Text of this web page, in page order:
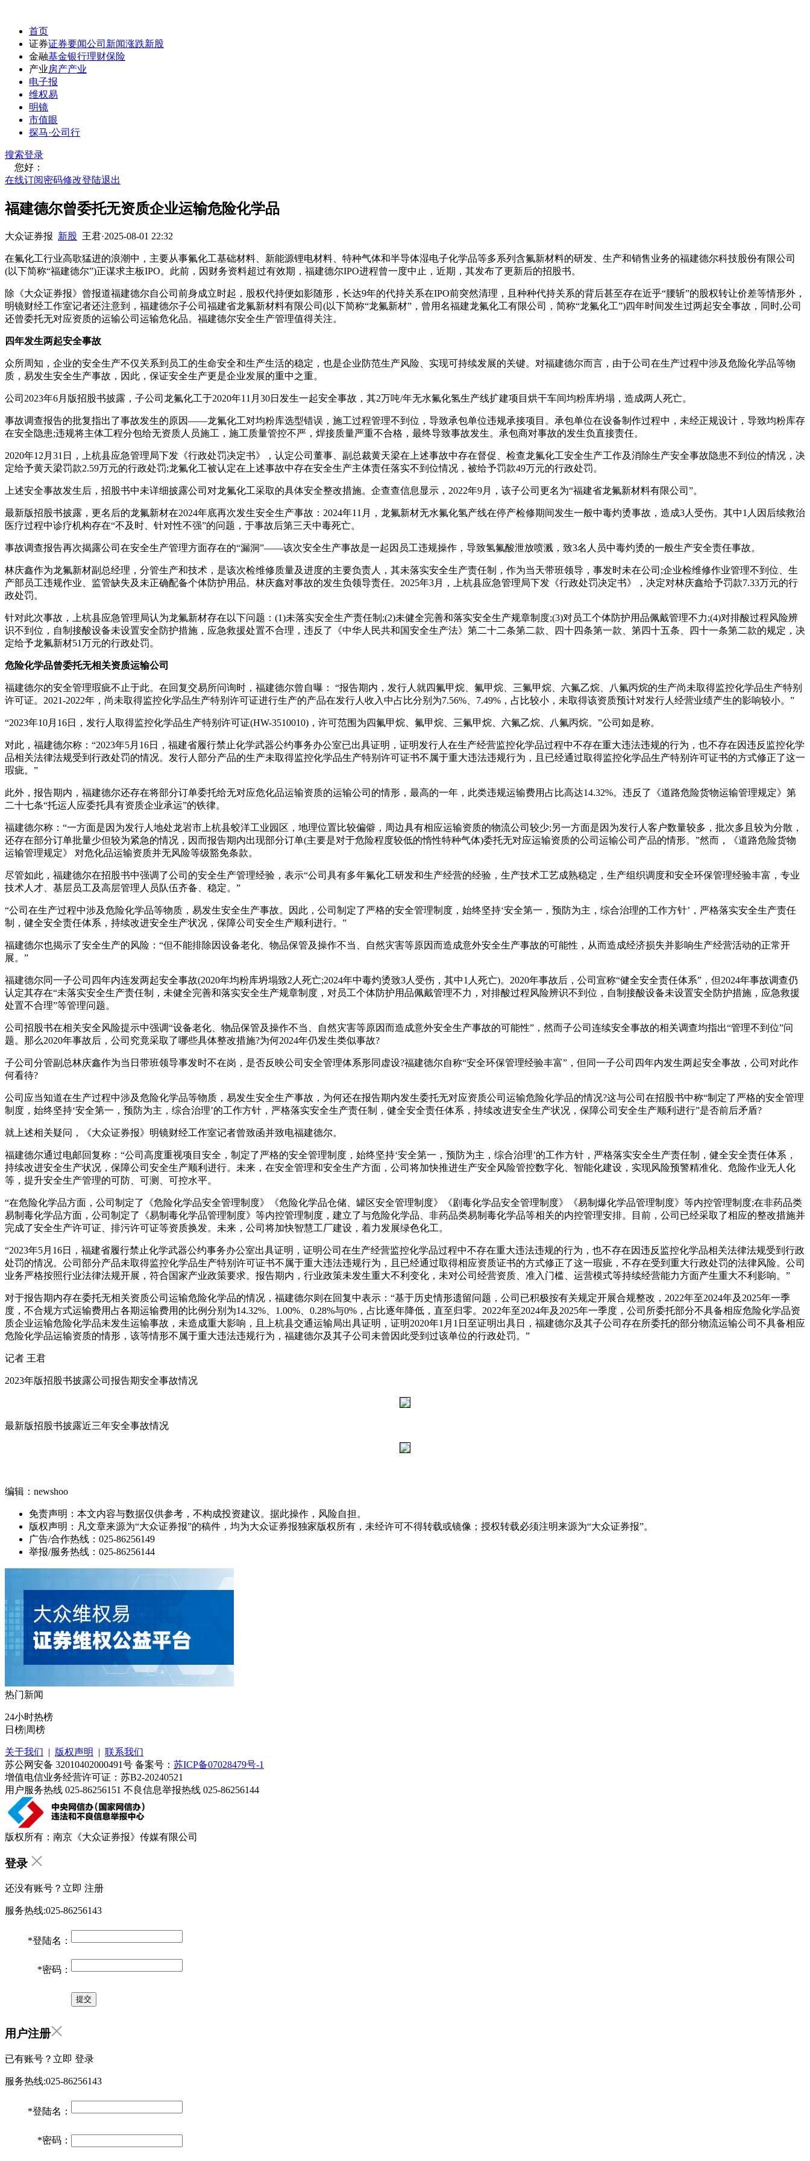
首页
证券证券要闻公司新闻涨跌新股
金融基金银行理财保险
产业房产产业
电子报
维权易
明镜
市值眼
探马·公司行
搜索登录
您好：
在线订阅密码修改登陆退出
福建德尔曾委托无资质企业运输危险化学品
大众证券报 新股 王君·2025-08-01 22:32
在氟化工行业高歌猛进的浪潮中，主要从事氟化工基础材料、新能源锂电材料、特种气体和半导体湿电子化学品等多系列含氟新材料的研发、生产和销售业务的福建德尔科技股份有限公司
(以下简称“福建德尔”)正谋求主板IPO。此前，因财务资料超过有效期，福建德尔IPO进程曾一度中止，近期，其发布了更新后的招股书。
除《大众证券报》曾报道福建德尔自公司前身成立时起，股权代持便如影随形，长达9年的代持关系在IPO前突然清理，且种种代持关系的背后甚至存在近乎“腰斩”的股权转让价差等情形外，
明镜财经工作室记者还注意到，福建德尔子公司福建省龙氟新材料有限公司(以下简称“龙氟新材”，曾用名福建龙氟化工有限公司，简称“龙氟化工”)四年时间发生过两起安全事故，同时,公司
还曾委托无对应资质的运输公司运输危化品。福建德尔安全生产管理值得关注。
四年发生两起安全事故
众所周知，企业的安全生产不仅关系到员工的生命安全和生产生活的稳定，也是企业防范生产风险、实现可持续发展的关键。对福建德尔而言，由于公司在生产过程中涉及危险化学品等物
质，易发生安全生产事故，因此，保证安全生产更是企业发展的重中之重。
公司2023年6月版招股书披露，子公司龙氟化工于2020年11月30日发生一起安全事故，其2万吨/年无水氟化氢生产线扩建项目烘干车间均粉库坍塌，造成两人死亡。
事故调查报告的批复指出了事故发生的原因——龙氟化工对均粉库选型错误，施工过程管理不到位，导致承包单位违规承接项目。承包单位在设备制作过程中，未经正规设计，导致均粉库存
在安全隐患;违规将主体工程分包给无资质人员施工，施工质量管控不严，焊接质量严重不合格，最终导致事故发生。承包商对事故的发生负直接责任。
2020年12月31日，上杭县应急管理局下发《行政处罚决定书》，认定公司董事、副总裁黄天梁在上述事故中存在督促、检查龙氟化工安全生产工作及消除生产安全事故隐患不到位的情况，决
定给予黄天梁罚款2.59万元的行政处罚;龙氟化工被认定在上述事故中存在安全生产主体责任落实不到位情况，被给予罚款49万元的行政处罚。
上述安全事故发生后，招股书中未详细披露公司对龙氟化工采取的具体安全整改措施。企查查信息显示，2022年9月，该子公司更名为“福建省龙氟新材料有限公司”。
最新版招股书披露，更名后的龙氟新材在2024年底再次发生安全生产事故：2024年11月，龙氟新材无水氟化氢产线在停产检修期间发生一般中毒灼烫事故，造成3人受伤。其中1人因后续救治
医疗过程中诊疗机构存在“不及时、针对性不强”的问题，于事故后第三天中毒死亡。
事故调查报告再次揭露公司在安全生产管理方面存在的“漏洞”——该次安全生产事故是一起因员工违规操作，导致氢氟酸泄放喷溅，致3名人员中毒灼烫的一般生产安全责任事故。
林庆鑫作为龙氟新材副总经理，分管生产和技术，是该次检维修质量及进度的主要负责人，其未落实安全生产责任制，作为当天带班领导，事发时未在公司;企业检维修作业管理不到位、生
产部员工违规作业、监管缺失及未正确配备个体防护用品。林庆鑫对事故的发生负领导责任。2025年3月，上杭县应急管理局下发《行政处罚决定书》，决定对林庆鑫给予罚款7.33万元的行
政处罚。
针对此次事故，上杭县应急管理局认为龙氟新材存在以下问题：(1)未落实安全生产责任制;(2)未健全完善和落实安全生产规章制度;(3)对员工个体防护用品佩戴管理不力;(4)对排酸过程风险辨
识不到位，自制接酸设备未设置安全防护措施，应急救援处置不合理，违反了《中华人民共和国安全生产法》第二十二条第二款、四十四条第一款、第四十五条、四十一条第二款的规定，决
定给予龙氟新材51万元的行政处罚。
危险化学品曾委托无相关资质运输公司
福建德尔的安全管理瑕疵不止于此。在回复交易所问询时，福建德尔曾自曝： “报告期内，发行人就四氟甲烷、氟甲烷、三氟甲烷、六氟乙烷、八氟丙烷的生产尚未取得监控化学品生产特别
许可证。2021-2022年，尚未取得监控化学品生产特别许可证进行生产的产品在发行人收入中占比分别为7.56%、7.49%，占比较小，未取得该资质预计对发行人经营业绩产生的影响较小。”
“2023年10月16日，发行人取得监控化学品生产特别许可证(HW-3510010)，许可范围为四氟甲烷、氟甲烷、三氟甲烷、六氟乙烷、八氟丙烷。”公司如是称。
对此，福建德尔称：“2023年5月16日，福建省履行禁止化学武器公约事务办公室已出具证明，证明发行人在生产经营监控化学品过程中不存在重大违法违规的行为，也不存在因违反监控化学
品相关法律法规受到行政处罚的情况。发行人部分产品的生产未取得监控化学品生产特别许可证书不属于重大违法违规行为，且已经通过取得监控化学品生产特别许可证书的方式修正了这一
瑕疵。”
此外，报告期内，福建德尔还存在将部分订单委托给无对应危化品运输资质的运输公司的情形，最高的一年，此类违规运输费用占比高达14.32%。违反了《道路危险货物运输管理规定》第
二十七条“托运人应委托具有资质企业承运”的铁律。
福建德尔称：“一方面是因为发行人地处龙岩市上杭县蛟洋工业园区，地理位置比较偏僻，周边具有相应运输资质的物流公司较少;另一方面是因为发行人客户数量较多，批次多且较为分散，
还存在部分订单批量少但较为紧急的情况，因而报告期内出现部分订单(主要是对于危险程度较低的惰性特种气体)委托无对应运输资质的公司运输公司产品的情形。”然而，《道路危险货物
运输管理规定》 对危化品运输资质并无风险等级豁免条款。
尽管如此，福建德尔在招股书中强调了公司的安全生产管理经验，表示“公司具有多年氟化工研发和生产经营的经验，生产技术工艺成熟稳定，生产组织调度和安全环保管理经验丰富，专业
技术人才、基层员工及高层管理人员队伍齐备、稳定。”
“公司在生产过程中涉及危险化学品等物质，易发生安全生产事故。因此，公司制定了严格的安全管理制度，始终坚持‘安全第一，预防为主，综合治理的工作方针’，严格落实安全生产责任
制，健全安全责任体系，持续改进安全生产状况，保障公司安全生产顺利进行。”
福建德尔也揭示了安全生产的风险：“但不能排除因设备老化、物品保管及操作不当、自然灾害等原因而造成意外安全生产事故的可能性，从而造成经济损失并影响生产经营活动的正常开
展。”
福建德尔同一子公司四年内连发两起安全事故(2020年均粉库坍塌致2人死亡;2024年中毒灼烫致3人受伤，其中1人死亡)。2020年事故后，公司宣称“健全安全责任体系”，但2024年事故调查仍
认定其存在“未落实安全生产责任制，未健全完善和落实安全生产规章制度，对员工个体防护用品佩戴管理不力，对排酸过程风险辨识不到位，自制接酸设备未设置安全防护措施，应急救援
处置不合理”等管理问题。
公司招股书在相关安全风险提示中强调“设备老化、物品保管及操作不当、自然灾害等原因而造成意外安全生产事故的可能性”，然而子公司连续安全事故的相关调查均指出“管理不到位”问
题。那么2020年事故后，公司究竟采取了哪些具体整改措施?为何2024年仍发生类似事故?
子公司分管副总林庆鑫作为当日带班领导事发时不在岗，是否反映公司安全管理体系形同虚设?福建德尔自称“安全环保管理经验丰富”，但同一子公司四年内发生两起安全事故，公司对此作
何看待?
公司应当知道在生产过程中涉及危险化学品等物质，易发生安全生产事故，为何还在报告期内发生委托无对应资质公司运输危险化学品的情况?这与公司在招股书中称“制定了严格的安全管理
制度，始终坚持‘安全第一，预防为主，综合治理’的工作方针，严格落实安全生产责任制，健全安全责任体系，持续改进安全生产状况，保障公司安全生产顺利进行”是否前后矛盾?
就上述相关疑问，《大众证券报》明镜财经工作室记者曾致函并致电福建德尔。
福建德尔通过电邮回复称：“公司高度重视项目安全，制定了严格的安全管理制度，始终坚持‘安全第一，预防为主，综合治理’的工作方针，严格落实安全生产责任制，健全安全责任体系，
持续改进安全生产状况，保障公司安全生产顺利进行。未来，在安全管理和安全生产方面，公司将加快推进生产安全风险管控数字化、智能化建设，实现风险预警精准化、危险作业无人化
等，提升安全生产管理的可防、可测、可控水平。
“在危险化学品方面，公司制定了《危险化学品安全管理制度》《危险化学品仓储、罐区安全管理制度》《剧毒化学品安全管理制度》《易制爆化学品管理制度》等内控管理制度;在非药品类
易制毒化学品方面，公司制定了《易制毒化学品管理制度》等内控管理制度，建立了与危险化学品、非药品类易制毒化学品等相关的内控管理安排。目前，公司已经采取了相应的整改措施并
完成了安全生产许可证、排污许可证等资质换发。未来，公司将加快智慧工厂建设，着力发展绿色化工。
“2023年5月16日，福建省履行禁止化学武器公约事务办公室出具证明，证明公司在生产经营监控化学品过程中不存在重大违法违规的行为，也不存在因违反监控化学品相关法律法规受到行政
处罚的情况。公司部分产品未取得监控化学品生产特别许可证书不属于重大违法违规行为，且已经通过取得相应资质证书的方式修正了这一瑕疵，不存在受到重大行政处罚的法律风险。公司
业务严格按照行业法律法规开展，符合国家产业政策要求。报告期内，行业政策未发生重大不利变化，未对公司经营资质、准入门槛、运营模式等持续经营能力方面产生重大不利影响。”
对于报告期内存在委托无相关资质公司运输危险化学品的情况，福建德尔则在回复中表示：“基于历史情形遗留问题，公司已积极按有关规定开展合规整改，2022年至2024年及2025年一季
度，不合规方式运输费用占各期运输费用的比例分别为14.32%、1.00%、0.28%与0%，占比逐年降低，直至归零。2022年至2024年及2025年一季度，公司所委托部分不具备相应危险化学品资
质企业运输危险化学品未发生运输事故，未造成重大影响，且上杭县交通运输局出具证明，证明2020年1月1日至证明出具日，福建德尔及其子公司存在所委托的部分物流运输公司不具备相应
危险化学品运输资质的情形，该等情形不属于重大违法违规行为，福建德尔及其子公司未曾因此受到过该单位的行政处罚。”
记者 王君
2023年版招股书披露公司报告期安全事故情况
最新版招股书披露近三年安全事故情况
编辑：newshoo
免责声明：本文内容与数据仅供参考，不构成投资建议。据此操作，风险自担。
版权声明：凡文章来源为“大众证券报”的稿件，均为大众证券报独家版权所有，未经许可不得转载或镜像；授权转载必须注明来源为“大众证券报”。
广告/合作热线：025-86256149
举报/服务热线：025-86256144
热门新闻
24小时热榜
日榜|周榜
关于我们 | 版权声明 | 联系我们
苏公网安备 32010402000491号 备案号： 苏ICP备07028479号-1
增值电信业务经营许可证：苏B2-20240521
用户服务热线 025-86256151 不良信息举报热线 025-86256144
版权所有：南京《大众证券报》传媒有限公司
登录
还没有账号？立即 注册
服务热线:025-86256143
*登陆名：
*密码：
用户注册
已有账号？立即 登录
服务热线:025-86256143
*登陆名：
*密码：